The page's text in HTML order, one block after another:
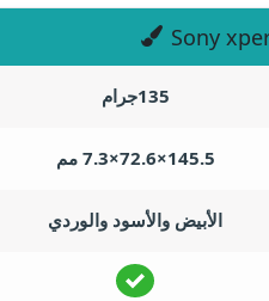
Sony
135جرام
145.5×72.6×7.3 مم
الأبيض والأسود والوردي